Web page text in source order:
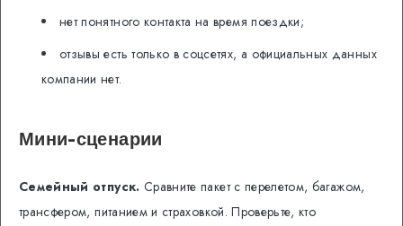
нет понятного контакта на время поездки;
отзывы есть только в соцсетях, а официальных данных
компании нет.
Мини-сценарии
Семейный отпуск. Сравните пакет с перелетом, багажом,
трансфером, питанием и страховкой. Проверьте, кто